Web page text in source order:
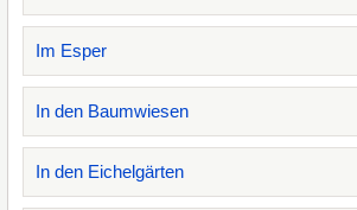
Im Esper
In den Baumwiesen
In den Eichelgärten